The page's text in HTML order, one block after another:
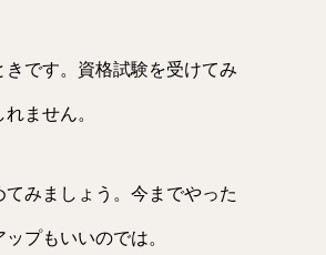
です。資格試験を受けてみ
ません。
みましょう。今までやった
プもいいのでは。